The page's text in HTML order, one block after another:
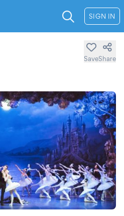
SIGN IN
SaveShare